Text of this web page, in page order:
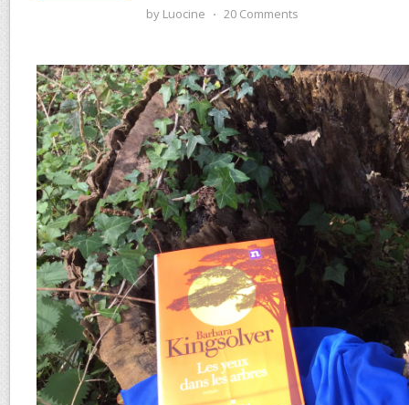
by Luocine ⋅ 20 Comments